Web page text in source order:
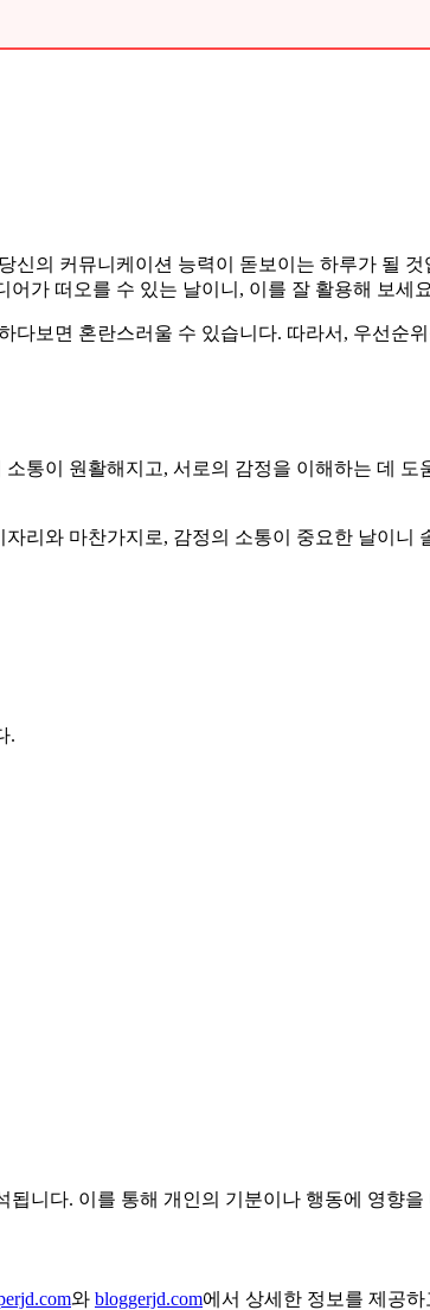
신의 커뮤니케이션 능력이 돋보이는 하루가 될
가 떠오를 수 있는 날이니, 이를 잘 활용해 보세
보면 혼란스러울 수 있습니다. 따라서, 우선순
통이 원활해지고, 서로의 감정을 이해하는 데
리와 마찬가지로, 감정의 소통이 중요한 날이
.
니다. 이를 통해 개인의 기분이나 행동에 영향
와 bloggerjd.com에서 상세한 정보를 제공